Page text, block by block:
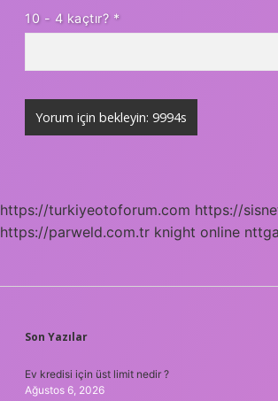
10 - 4 kaçtır? *
https://turkiyeotoforum.com https://
https://parweld.com.tr knight online
SIDEBAR
Son Yazılar
Ev kredisi için üst limit nedir ?
Ağustos 6, 2026